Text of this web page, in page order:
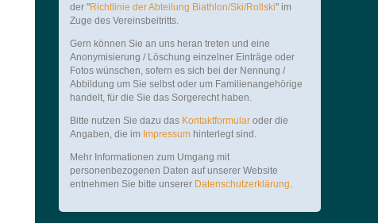
der "Richtlinie der Abteilung Biathlon/Ski/Rollski" im
Zuge des Vereinsbeitritts.
Gern können Sie an uns heran treten und eine
Anonymisierung / Löschung einzelner Einträge oder
Fotos wünschen, sofern es sich bei der Nennung /
Abbildung um Sie selbst oder um Familienangehörige
handelt, für die Sie das Sorgerecht haben.
Bitte nutzen Sie dazu das Kontaktformularoder die
Angaben, die im Impressumhinterlegt sind.
Mehr Informationen zum Umgang mit
personenbezogenen Daten auf unserer Website
entnehmen Sie bitte unserer Datenschutzerklärung.